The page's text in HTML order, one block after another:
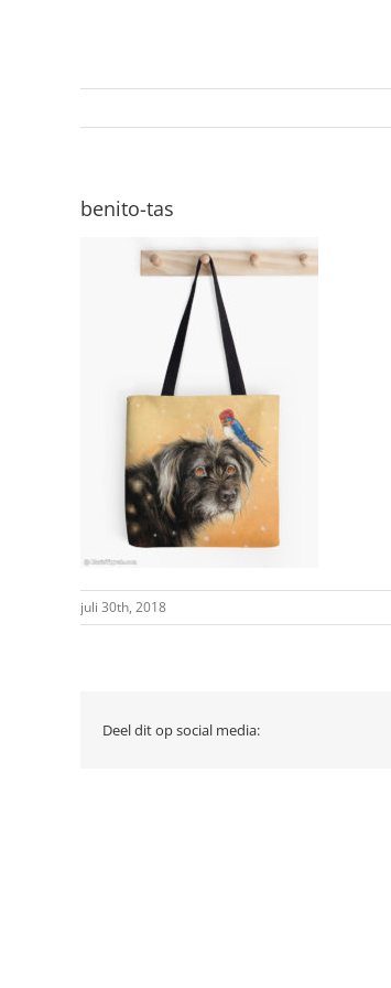
benito-tas
juli 30th, 2018
Deel dit op social media: